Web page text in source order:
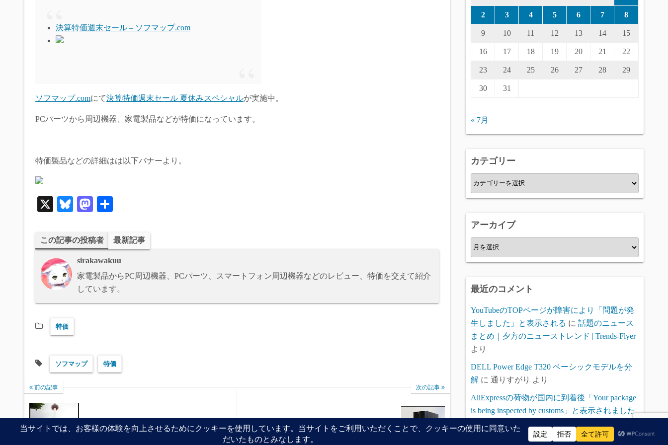
y
do
決算特価週末セール – ソフマップ.com
ソフマップ.comにて決算特価週末セール 夏休みスペシャルが実施中。
PCパーツから周辺機器、家電製品などが特価になっています。
特価製品などの詳細はは以下バナーより。
X
Bl
sk
y
M
to
do
n
この記事の投稿者 最新記事
sirakawakuu
家電製品からPC周辺機器、PCパーツ、スマートフォン周辺機器などのレビュー、特価を交えて紹介
しています。
特価
ソフマップ 特価
前の記事
京都にお散歩
次の記事
自作の祭典 2011 真夏の省電力スペシャル
2 3 4 5 6 7 8
9 10 11 12 13 14 15
16 17 18 19 20 21 22
23 24 25 26 27 28 29
30 31
« 7月
カテゴリー
カ
テ
ー
アーカイブ
ア
ー
ブ
最近のコメント
YouTubeのTOPページが障害により「問題が発
生しました」と表示される に 話題のニュース
まとめ｜夕方のニューストレンド | Trends-Flyer
より
DELL Power Edge T320 ベーシックモデルを分
解 に 通りすがり より
AliExpressの荷物が国内に到着後「Your package
is being inspected by customs」と表示されました
に 田中太郎 より